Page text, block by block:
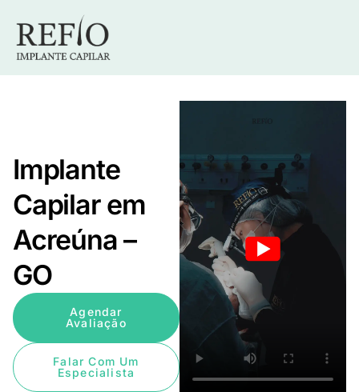
Implante
Capilar em
Acreúna –
GO
Agendar
Avaliação
Falar Com Um
Especialista